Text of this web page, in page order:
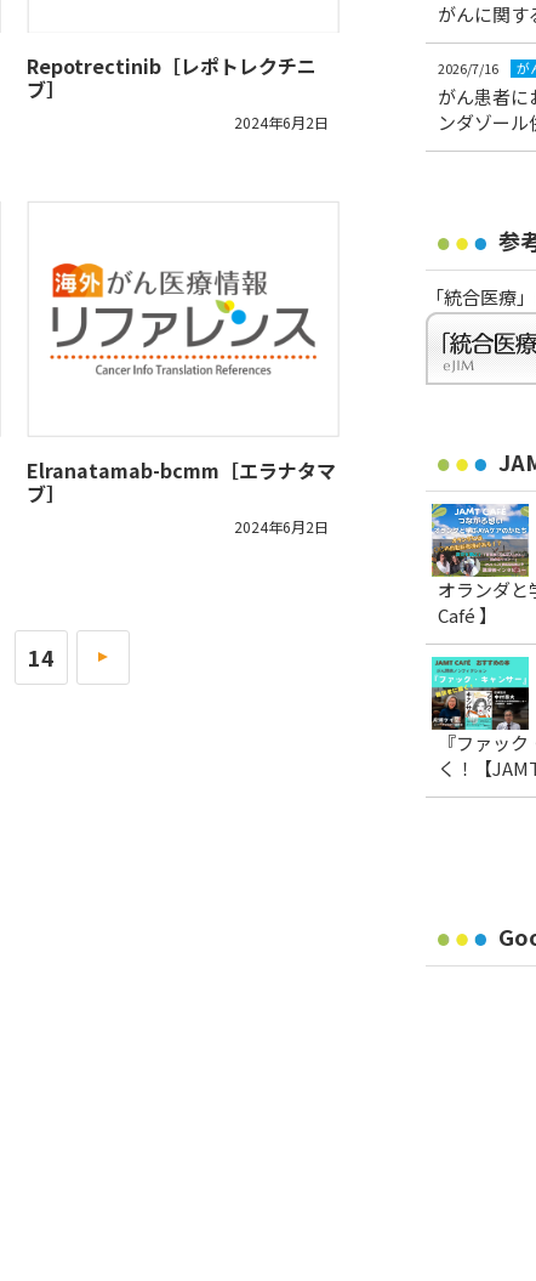
Repotrectinib［レポトレクチニ
ブ］
2024年6月2日
Elranatamab-bcmm［エラナタマ
ブ］
2024年6月2日
14 »
がんに関す
2026/7/16 が
がん患者に
ンダゾー
参
「統合医療
オランダと
Café 】
『ファッ
く！【